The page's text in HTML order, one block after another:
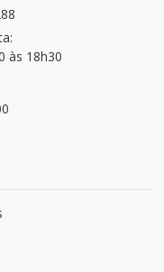
às 18h30